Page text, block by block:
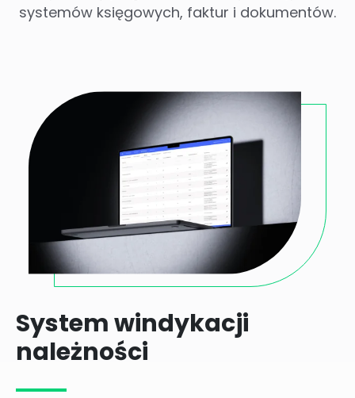
systemów księgowych, faktur i dokumentów.
System windykacji
należności